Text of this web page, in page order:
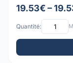
19.53€ –
Quantité: